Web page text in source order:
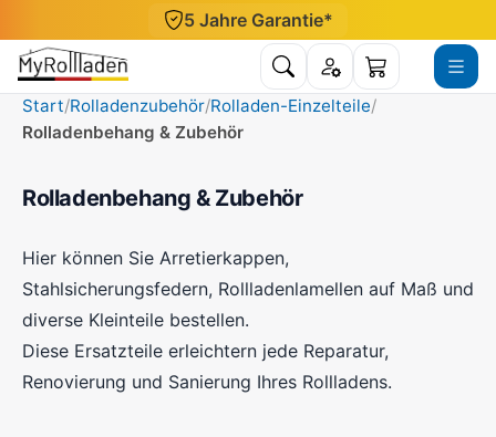
5 Jahre Garantie*
Suche öffnen
Konto WarenkorbMenü
Start Rolladenzubehör Rolladen-Einzelteile
Rolladenbehang & Zubehör
Rolladenbehang & Zubehör
Hier können Sie Arretierkappen,
Stahlsicherungsfedern, Rollladenlamellen auf Maß und
diverse Kleinteile bestellen.
Diese Ersatzteile erleichtern jede Reparatur,
Renovierung und Sanierung Ihres Rollladens.